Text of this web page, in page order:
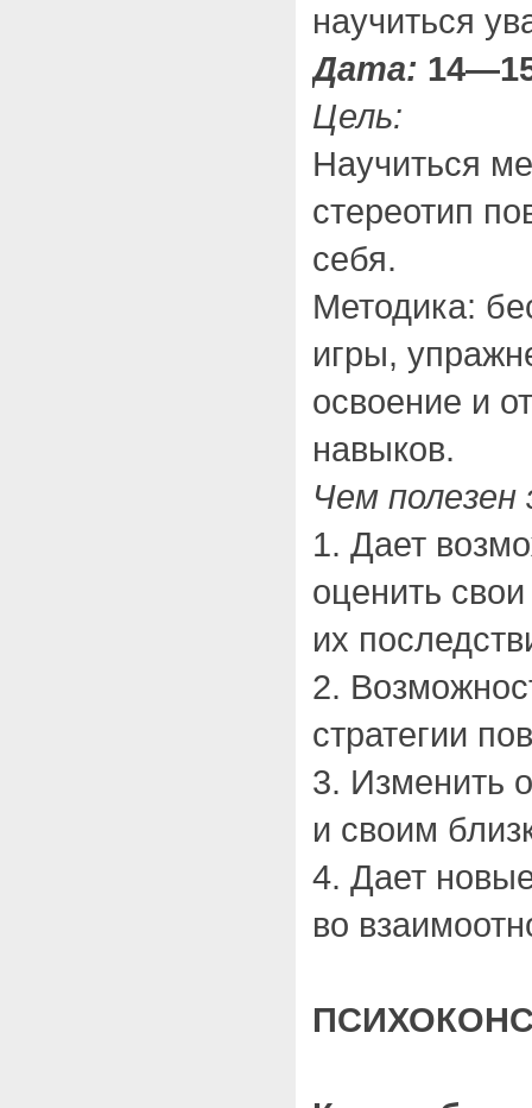
научиться
Дата:
Цель:
Научиться
стереотип
себя.
Методика:
игры,
освоение и
навыков.
Чем
1. Дает
оценить
их
2.
стратегии
3. Изменить
и своим
4. Дает
во